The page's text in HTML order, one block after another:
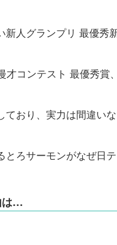
新人グランプリ 最優秀
才コンテスト 最優秀賞
ており、実力は間違いな
とろサーモンがなぜ日
は…